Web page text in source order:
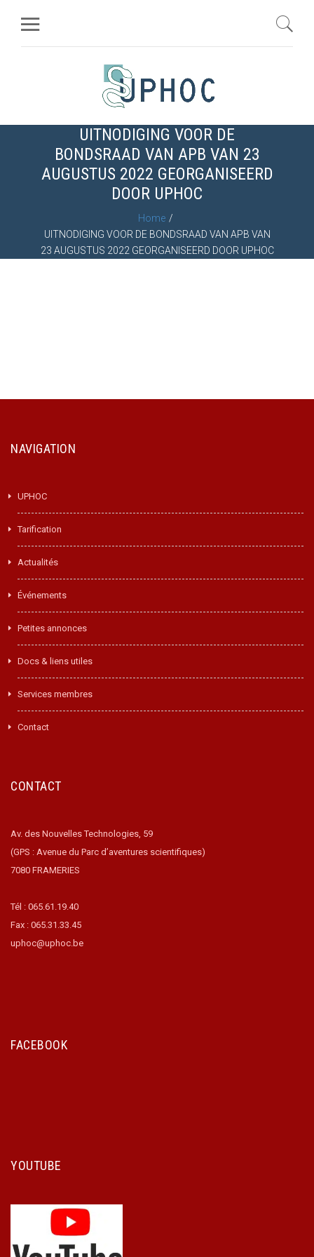
UITNODIGING VOOR DE
BONDSRAAD VAN APB VAN 23
AUGUSTUS 2022 GEORGANISEERD
DOOR UPHOC
Home
UITNODIGING VOOR DE BONDSRAAD VAN APB VAN
23 AUGUSTUS 2022 GEORGANISEERD DOOR UPHOC
NAVIGATION
UPHOC
Tarification
Actualités
Événements
Petites annonces
Docs & liens utiles
Services membres
Contact
CONTACT
Av. des Nouvelles Technologies, 59
(GPS : Avenue du Parc d’aventures scientifiques)
7080 FRAMERIES
Tél : 065.61.19.40
Fax : 065.31.33.45
uphoc@uphoc.be
FACEBOOK
YOUTUBE